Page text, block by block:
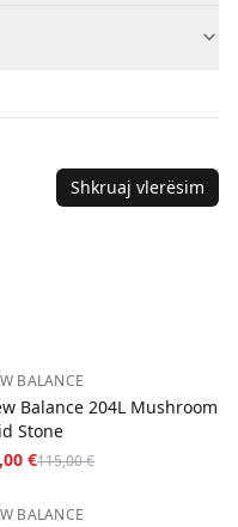
Shkruaj vlerësim
−37%
BALANCE
Balance 204L Mushroom
Stone
€115,00 €
−50%
BALANCE